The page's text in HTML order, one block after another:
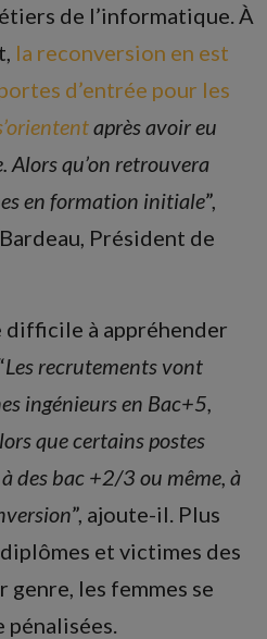
de l’informatique. À
la reconversion en est
d’entrée pour les
après avoir eu
Alors qu’on retrouvera
en formation initiale”,
Président de
difficile à appréhender
Les recrutements vont
ingénieurs en Bac+5,
que certains postes
des bac +2/3 ou même, à
”, ajoute-il. Plus
et victimes des
les femmes se